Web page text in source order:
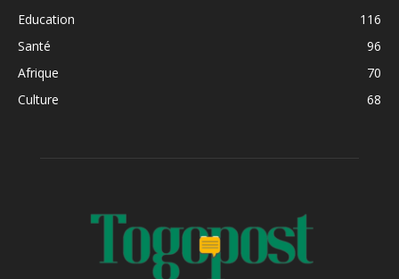
Education
116
Santé
96
Afrique
70
Culture
68